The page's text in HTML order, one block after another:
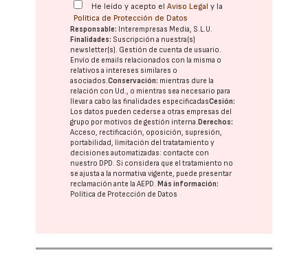
He leído y acepto elAviso Legal y la
Política de Protección de Datos
Responsable: Interempresas Media, S.L.U.
Finalidades: Suscripción a nuestra(s)
newsletter(s). Gestión de cuenta de usuario.
Envío de emails relacionados con la misma o
relativos a intereses similares o
asociados.Conservación: mientras dure la
relación con Ud., o mientras sea necesario para
llevar a cabo las finalidades especificadasCesión:
Los datos pueden cederse a otras empresas del
grupo por motivos de gestión interna.Derechos:
Acceso, rectificación, oposición, supresión,
portabilidad, limitación del tratatamiento y
decisiones automatizadas: contacte con
nuestro DPD. Si considera que el tratamiento no
se ajusta a la normativa vigente, puede presentar
reclamación ante laAEPD.Más información:
Política de Protección de Datos